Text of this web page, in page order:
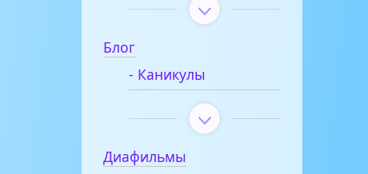
Блог
- Каникулы
Диафильмы